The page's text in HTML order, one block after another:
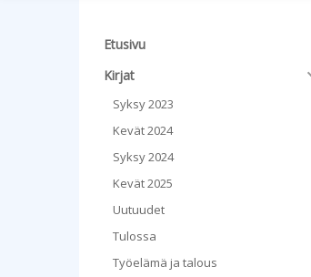
Etusivu
Kirjat
Syksy 2023
Kevät 2024
Syksy 2024
Kevät 2025
Uutuudet
Tulossa
Työelämä ja talous